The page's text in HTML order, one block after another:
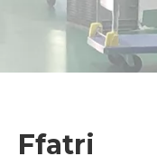
Ffatri